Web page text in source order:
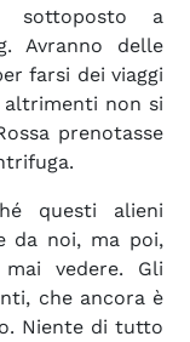
a
Avranno delle
farsi dei viaggi
non si
prenotasse
questi alieni
da noi, ma poi,
vedere. Gli
che ancora è
Niente di tutto